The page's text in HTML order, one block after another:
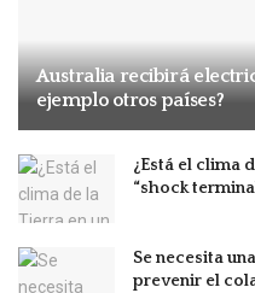
Australia recibirá
ejemplo otros países?
¿Está el clima
“shock
Se necesita
prevenir el